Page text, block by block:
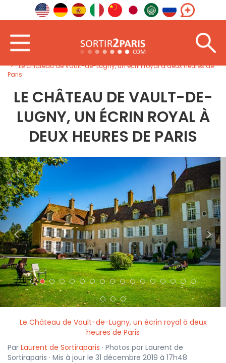
Le Château de Vault-de-Lugny, un écrin royal à deux heures de
Paris
LE CHÂTEAU DE VAULT-DE-
LUGNY, UN ÉCRIN ROYAL À
DEUX HEURES DE PARIS
< >
Le Château de Vault-de-Lugny, un écrin royal à deux
heures de Paris
Par Laurent de Sortiraparis · Photos par Laurent de
Sortiraparis · Mis à jour le 31 décembre 2019 à 17h48